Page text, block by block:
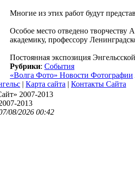
Многие из этих работ будут
Особое место отведено
академику, профессору
Постоянная экспозиция
Рубрики: События
«Волга Фото» Новости Фотографии
| Карта сайта | Контакты Сайта
2007-2013
2013
08/2026 00:42